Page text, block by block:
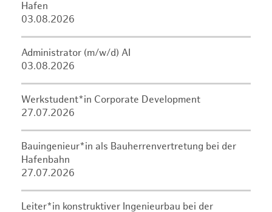
Hafen
03.08.2026
Administrator (m/w/d) AI
03.08.2026
Werkstudent*in Corporate Development
27.07.2026
Bauingenieur*in als Bauherrenvertretung bei der
Hafenbahn
27.07.2026
Leiter*in konstruktiver Ingenieurbau bei der